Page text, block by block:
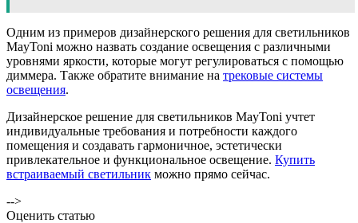
Одним из примеров дизайнерского решения для светильников
MayToni можно назвать создание освещения с различными
уровнями яркости, которые могут регулироваться с помощью
диммера. Также обратите внимание на трековые системы
освещения.
Дизайнерское решение для светильников MayToni учтет
индивидуальные требования и потребности каждого
помещения и создавать гармоничное, эстетически
привлекательное и функциональное освещение. Купить
встраиваемый светильник можно прямо сейчас.
-->
Оценить статью